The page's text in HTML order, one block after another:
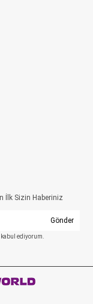
İlk Sizin Haberiniz
Gönder
kabul ediyorum.